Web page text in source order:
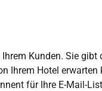
Kunden. Sie gibt
Ihrem Hotel erwarten
für Ihre E-Mail-